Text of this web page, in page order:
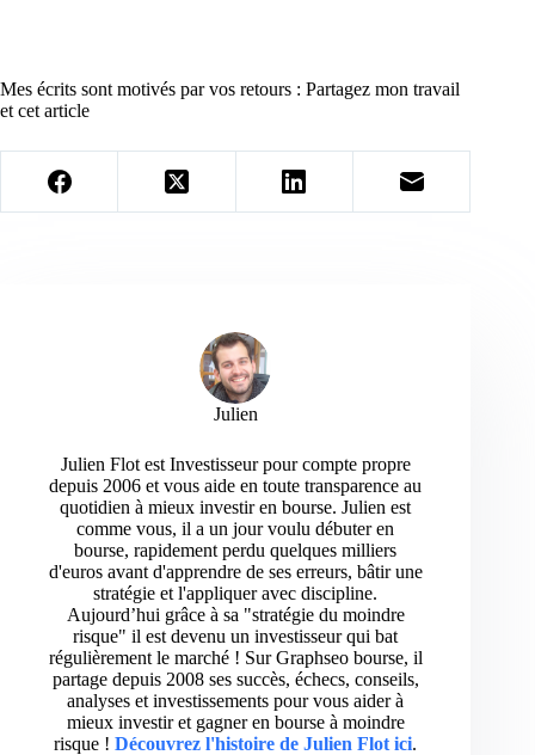
Mes écrits sont motivés par vos retours : Partagez mon travail
et cet article
Julien
Julien Flot est Investisseur pour compte propre
depuis 2006 et vous aide en toute transparence au
quotidien à mieux investir en bourse. Julien est
comme vous, il a un jour voulu débuter en
bourse, rapidement perdu quelques milliers
d'euros avant d'apprendre de ses erreurs, bâtir une
stratégie et l'appliquer avec discipline.
Aujourd’hui grâce à sa "stratégie du moindre
risque" il est devenu un investisseur qui bat
régulièrement le marché ! Sur Graphseo bourse, il
partage depuis 2008 ses succès, échecs, conseils,
analyses et investissements pour vous aider à
mieux investir et gagner en bourse à moindre
risque ! Découvrez l'histoire de Julien Flot ici.